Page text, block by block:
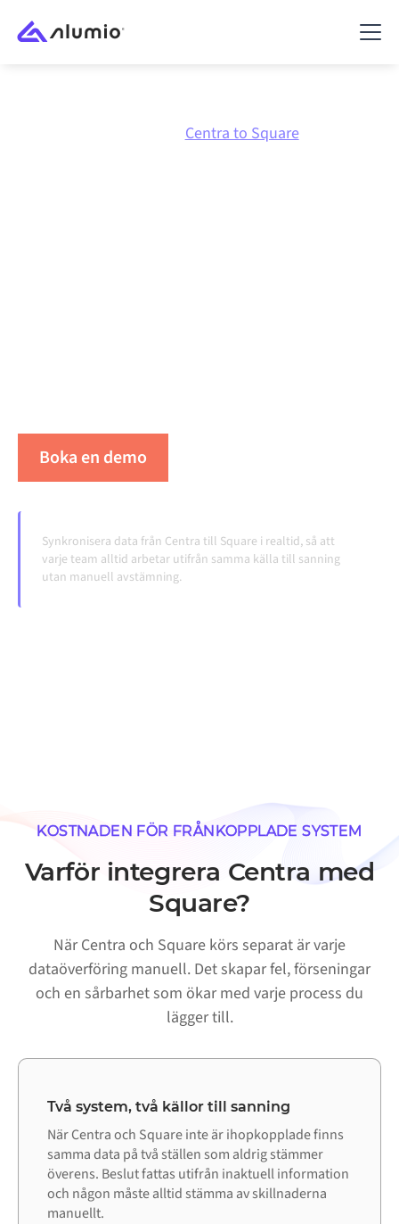
Centra to Square
Boka en demo
Synkronisera data från Centra till Square i realtid, så att
varje team alltid arbetar utifrån samma källa till sanning
utan manuell avstämning.
KOSTNADEN FÖR FRÅNKOPPLADE SYSTEM
Varför integrera Centra med
Square?
När Centra och Square körs separat är varje
dataöverföring manuell. Det skapar fel, förseningar
och en sårbarhet som ökar med varje process du
lägger till.
Två system, två källor till sanning
När Centra och Square inte är ihopkopplade finns
samma data på två ställen som aldrig stämmer
överens. Beslut fattas utifrån inaktuell information
och någon måste alltid stämma av skillnaderna
manuellt.